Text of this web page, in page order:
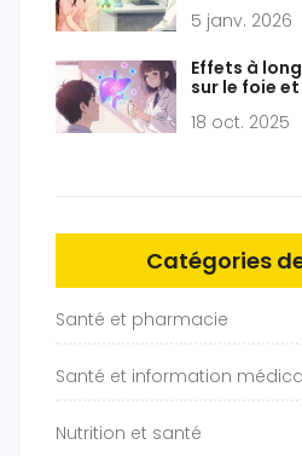
5 janv. 2026
Effets à
sur le foie
18 oct. 2025
Catégories
Santé et pharmacie
Santé et information
Nutrition et santé